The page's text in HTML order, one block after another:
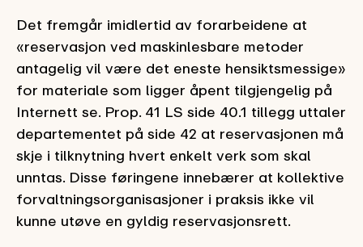
Det fremgår imidlertid av forarbeidene at
«reservasjon ved maskinlesbare metoder
antagelig vil være det eneste hensiktsmessige»
for materiale som ligger åpent tilgjengelig på
Internett se. Prop. 41 LS side 40.1 tillegg uttaler
departementet på side 42 at reservasjonen må
skje i tilknytning hvert enkelt verk som skal
unntas. Disse føringene innebærer at kollektive
forvaltningsorganisasjoner i praksis ikke vil
kunne utøve en gyldig reservasjonsrett.